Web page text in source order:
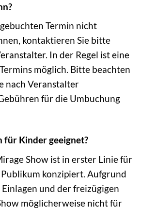
Termin nicht
kontaktieren Sie bitte
In der Regel ist eine
möglich. Bitte beachten
nach Veranstalter
für die Umbuchung
für Kinder geeignet?
Show ist in erster Linie für
konzipiert. Aufgrund
und der freizügigen
möglicherweise nicht für